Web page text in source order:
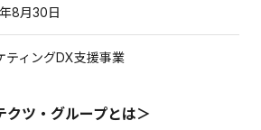
8月30日
ティングDX支援事業
クツ・グループとは＞